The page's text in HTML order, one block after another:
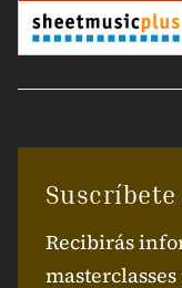
Suscríbete
Recibirás